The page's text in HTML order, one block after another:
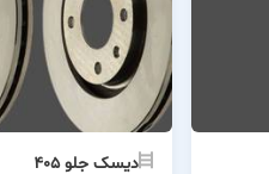
دیسک جلو ۴۰۵